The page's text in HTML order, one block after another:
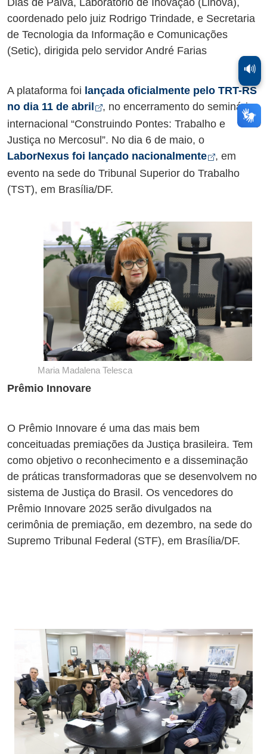
Dias de Paiva, Laboratório de Inovação (Linova),
coordenado pelo juiz Rodrigo Trindade, e Secretaria
de Tecnologia da Informação e Comunicações
(Setic), dirigida pelo servidor André Farias
A plataforma foi lançada oficialmente pelo TRT-RS
no dia 11 de abril
Abre em nova aba
, no encerramento do seminário
internacional “Construindo Pontes: Trabalho e
Justiça no Mercosul”. No dia 6 de maio, o
LaborNexus foi lançado nacionalmente
Abre em
, em
evento na sede do Tribunal Superior do Trabalho
(TST), em Brasília/DF.
Maria Madalena Telesca
Prêmio Innovare
O Prêmio Innovare é uma das mais bem
conceituadas premiações da Justiça brasileira. Tem
como objetivo o reconhecimento e a disseminação
de práticas transformadoras que se desenvolvem no
sistema de Justiça do Brasil. Os vencedores do
Prêmio Innovare 2025 serão divulgados na
cerimônia de premiação, em dezembro, na sede do
Supremo Tribunal Federal (STF), em Brasília/DF.
🔊